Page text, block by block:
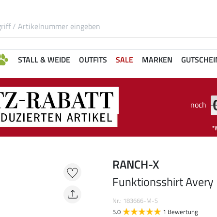
STALL & WEIDE OUTFITS SALE MARKEN
noch
RANCH-X
Funktionsshirt Avery
Nr.: 183666-M-S
5.0
1 Bewertung